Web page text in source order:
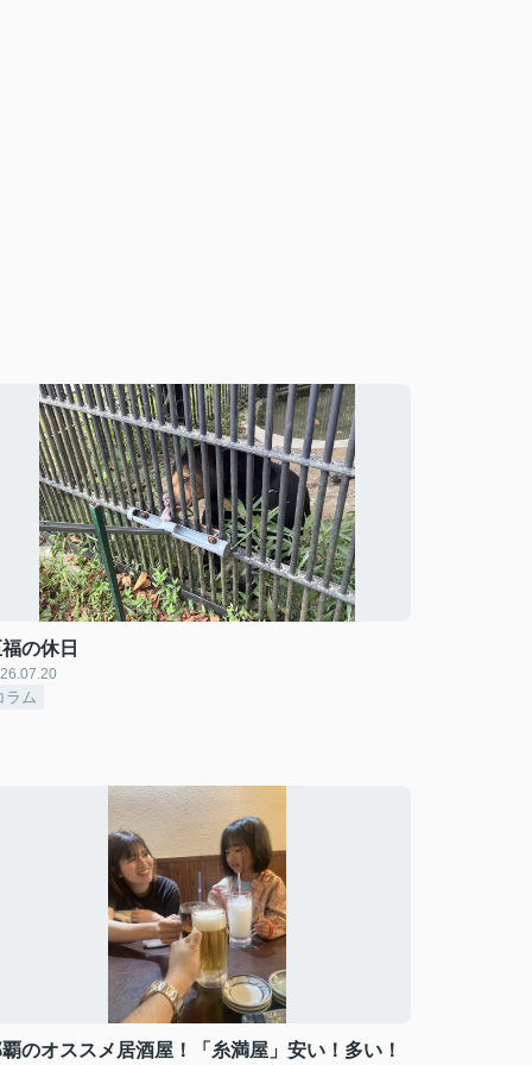
の休日
ラム
のオススメ居酒屋！「糸満屋」安い！多い！